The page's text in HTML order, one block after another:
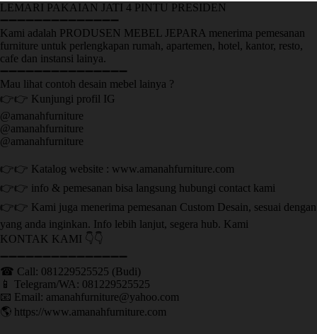
LEMARI PAKAIAN JATI 4 PINTU PRESIDEN
➖➖➖➖➖➖➖➖➖➖➖➖➖➖
Kami adalah PRODUSEN MEBEL JEPARA menerima pemesanan
furniture untuk perlengkapan rumah, apartemen, hotel, kantor, resto,
cafe dan instansi lainya.
➖➖➖➖➖➖➖➖➖➖➖➖➖➖➖
Mau lihat contoh desain mebel lainya ?
👉👉 Kunjungi profil IG
@amanahfurniture
@amanahfurniture
@amanahfurniture
👉👉 Katalog website : www.amanahfurniture.com
👉👉 info & pemesanan bisa langsung hubungi contact kami
👉👉 Kami juga menerima pemesanan Custom Desain, sesuai dengan
yang anda inginkan. Info lebih lanjut, segera hub. Kami
KONTAK KAMI 👇👇
➖➖➖➖➖➖➖➖➖➖➖➖➖➖➖ ㅤ
☎ Call: 081229525525 (Budi)
📱 Telegram/WA: 081229525525
📧 Email: amanahfurniture@yahoo.com
🌎 https://www.amanahfurniture.com